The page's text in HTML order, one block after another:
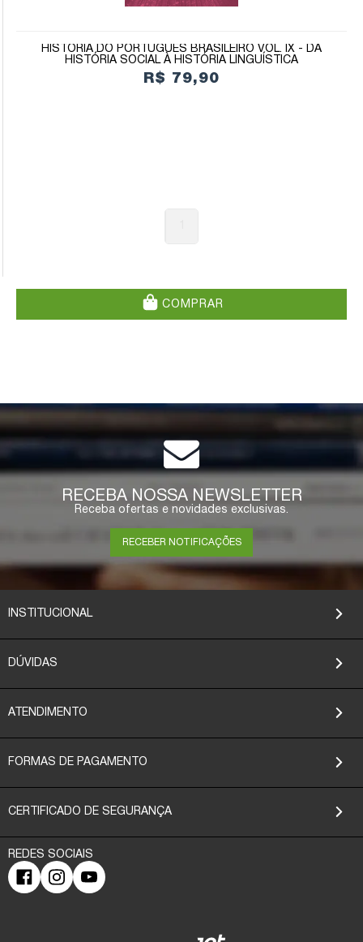
HISTÓRIA DO PORTUGUÊS BRASILEIRO VOL. IX - DA
HISTÓRIA SOCIAL À HISTÓRIA LINGUÍSTICA
R$ 79,90
COMPRAR
RECEBA NOSSA NEWSLETTER
Receba ofertas e novidades exclusivas.
RECEBER NOTIFICAÇÕES
INSTITUCIONAL
DÚVIDAS
ATENDIMENTO
FORMAS DE PAGAMENTO
CERTIFICADO DE SEGURANÇA